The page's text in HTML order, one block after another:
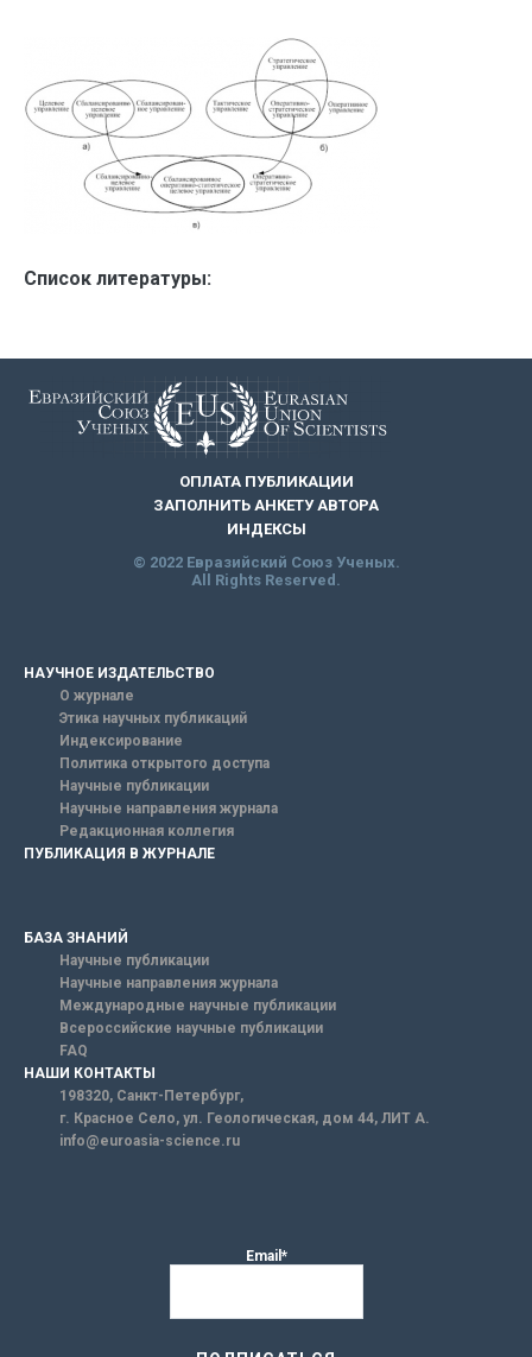
Список литературы:
ОПЛАТА ПУБЛИКАЦИИ
ЗАПОЛНИТЬ АНКЕТУ АВТОРА
ИНДЕКСЫ
© 2022 Евразийский Союз Ученых.
All Rights Reserved.
НАУЧНОЕ ИЗДАТЕЛЬСТВО
О журнале
Этика научных публикаций
Индексирование
Политика открытого доступа
Научные публикации
Научные направления журнала
Редакционная коллегия
ПУБЛИКАЦИЯ В ЖУРНАЛЕ
БАЗА ЗНАНИЙ
Научные публикации
Научные направления журнала
Международные научные публикации
Всероссийские научные публикации
FAQ
НАШИ КОНТАКТЫ
198320, Санкт-Петербург,
г. Красное Село, ул. Геологическая, дом 44, ЛИТ А.
info@euroasia-science.ru
Email*